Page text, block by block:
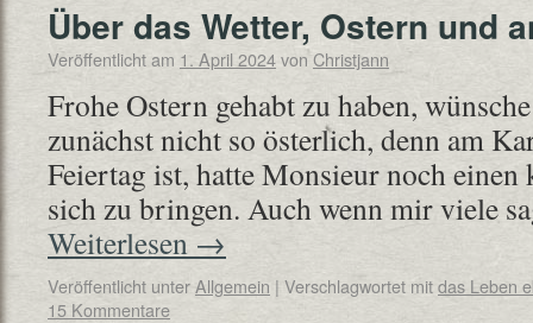
Über das Wetter, Ostern und
Veröffentlicht am 1. April 2024vonChristjann
Frohe Ostern gehabt zu haben,
zunächst nicht so österlich, denn am
Feiertag ist, hatte Monsieur noch
sich zu bringen. Auch wenn mir viele
Weiterlesen →
Veröffentlicht unterAllgemein | Verschlagwortet mitdas Leben
15 Kommentare